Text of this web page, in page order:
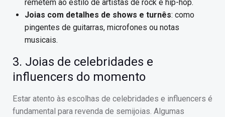
remetem ao estilo de artistas de rock e hip-hop.
Joias com detalhes de shows e turnês: como
pingentes de guitarras, microfones ou notas
musicais.
3. Joias de celebridades e
influencers do momento
Estar atento às escolhas de celebridades e influencers é
fundamental para revenda de semijoias. Algumas